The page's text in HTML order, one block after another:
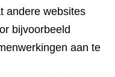
andere websites
bijvoorbeeld
aan te